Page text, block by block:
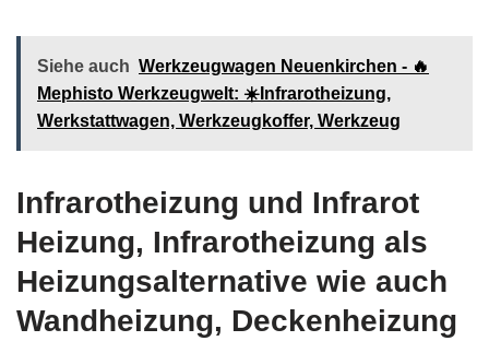
Siehe auch Werkzeugwagen Neuenkirchen - 🔥
Mephisto Werkzeugwelt: ☀️Infrarotheizung,
Werkstattwagen, Werkzeugkoffer, Werkzeug
Infrarotheizung und Infrarot
Heizung, Infrarotheizung als
Heizungsalternative wie auch
Wandheizung, Deckenheizung